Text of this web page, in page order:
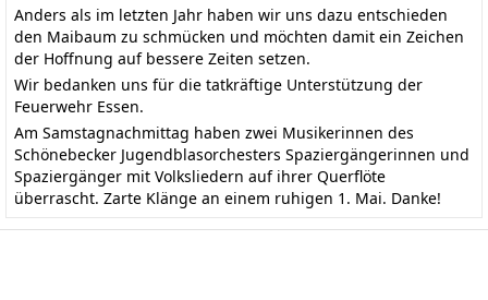
Anders als im letzten Jahr haben wir uns dazu entschieden
den Maibaum zu schmücken und möchten damit ein Zeichen
der Hoffnung auf bessere Zeiten setzen.
Wir bedanken uns für die tatkräftige Unterstützung der
Feuerwehr Essen.
Am Samstagnachmittag haben zwei Musikerinnen des
Schönebecker Jugendblasorchesters Spaziergängerinnen und
Spaziergänger mit Volksliedern auf ihrer Querflöte
überrascht. Zarte Klänge an einem ruhigen 1. Mai. Danke!